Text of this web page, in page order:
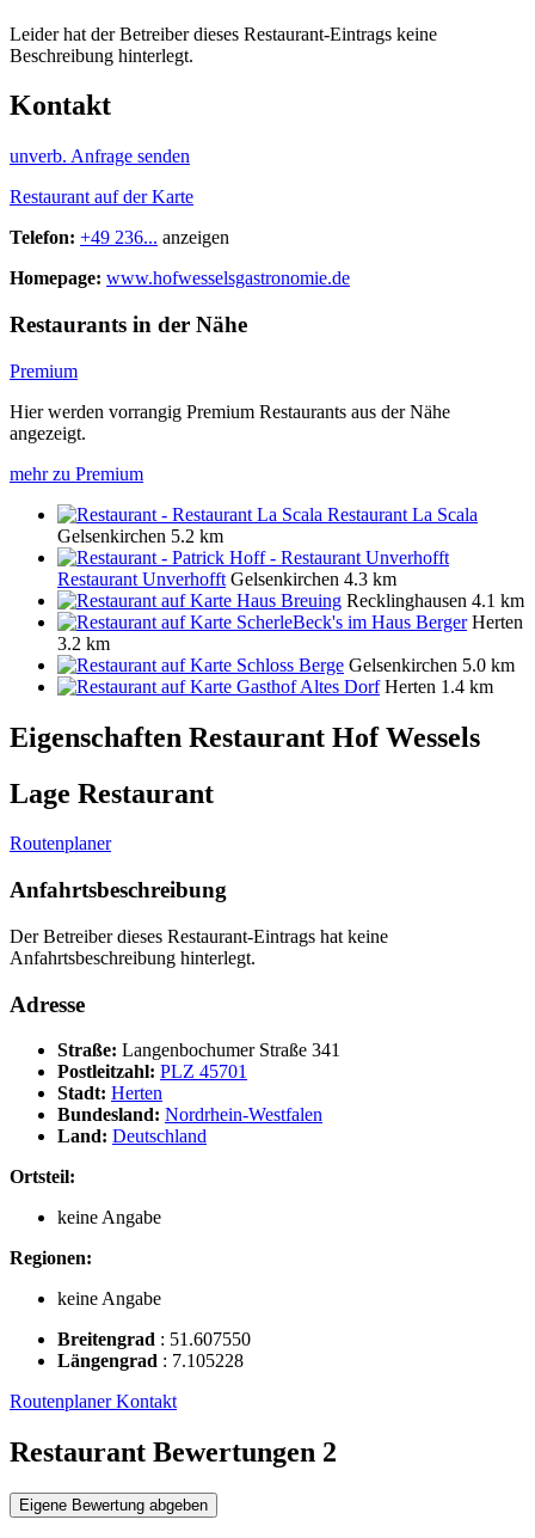
Leider hat der Betreiber dieses Restaurant-Eintrags keine
Beschreibung hinterlegt.
Kontakt
unverb. Anfrage senden
Restaurant auf der Karte
Telefon: +49 236... anzeigen
Homepage: www.hofwesselsgastronomie.de
Restaurants in der Nähe
Premium
Hier werden vorrangig Premium Restaurants aus der Nähe
angezeigt.
mehr zu Premium
Restaurant La Scala
Gelsenkirchen 5.2 km
Restaurant Unverhofft Gelsenkirchen 4.3 km
Haus Breuing Recklinghausen 4.1 km
ScherleBeck's im Haus Berger Herten
3.2 km
Schloss Berge Gelsenkirchen 5.0 km
Gasthof Altes Dorf Herten 1.4 km
Eigenschaften Restaurant Hof Wessels
Lage Restaurant
Routenplaner
Anfahrtsbeschreibung
Der Betreiber dieses Restaurant-Eintrags hat keine
Anfahrtsbeschreibung hinterlegt.
Adresse
Straße: Langenbochumer Straße 341
Postleitzahl: PLZ 45701
Stadt: Herten
Bundesland: Nordrhein-Westfalen
Land: Deutschland
Ortsteil:
keine Angabe
Regionen:
keine Angabe
Breitengrad : 51.607550
Längengrad : 7.105228
RoutenplanerKontakt
Restaurant Bewertungen 2
Eigene Bewertung abgeben